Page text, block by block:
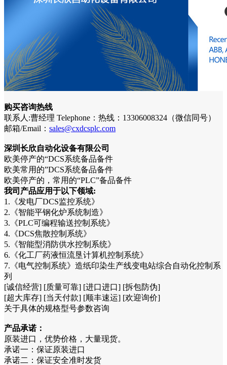
购买咨询热线
联系人:曹经理 Telephone：热线：13306008324（微信同号）
邮箱/Email： sales@cxdcsplc.com
深圳长欣自动化设备有限公司
欧美停产的“DCS系统备品备件
欧美常用的”DCS系统备品备件
欧美停产的，常用的“PLC”备品备件
我司产品应用于以下领域:
1.《发电厂DCS监控系统》
2.《智能平钢化炉系统制造》
3.《PLC可编程输送控制系统》
4.《DCS焦散控制系统》
5.《智能型消防供水控制系统》
6.《化工厂药液恒流垦计算机控制系统》
7.《电气控制系统》造纸印染生产线变电站综合自动化控制系
列
[诚信经营] [质量可靠] [进口进口] [拆包防伪]
[超大库存] [当天付款] [顺丰速运] [欢迎询价]
关于具体的规格型号参数咨询
产品承诺：
原装进口，优势价格，大量现货。
承诺一：保证原装进口
承诺二：保证安全准时发货